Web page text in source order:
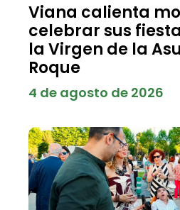
Viana calienta
celebrar sus
la Virgen de la
Roque
4 de agosto de 2026